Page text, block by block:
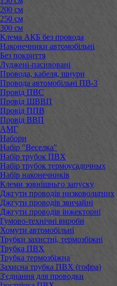
200 см
250 см
300 см
Клема АКБ без провода
Наконечники автомобільні
Без покриття
Луджені-пасивовані
Провода, кабеля, шнури
Провода автомобільні ПВ-3
Провід ПВС
Провід ШВВП
Провід ППВ
Провід ВВП
АМГ
Набори
Набір "Веселка"
Набір трубок ПВХ
Набір трубок термоусадочных
Набір наконечників
Клеми зовнішньго запуску
Джгути проводів низковольтних
Джгути проводів звичайні
Джгути проводів інжекторні
Гумово-технічні вироби
Хомути автомобільні
Трубки захистні, термозбіжні
Трубка ПВХ
Трубка термозбіжна
Захисна трубка ПВХ (гофра)
З'єднання для проводки